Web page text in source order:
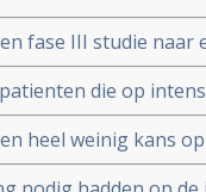
dosis
aanpak
fase III studie
van patienten
die op
uit Nederlands
heel weinig kans
van de